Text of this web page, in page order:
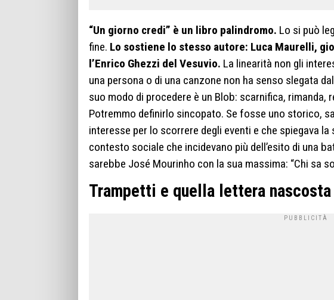
“Un giorno credi” è un libro palindromo. Lo si può
fine. Lo sostiene lo stesso autore: Luca Maurelli,
l’Enrico Ghezzi del Vesuvio. La linearità non gli
una persona o di una canzone non ha senso slegata
suo modo di procedere è un Blob: scarnifica, rimanda,
Potremmo definirlo sincopato. Se fosse uno storico,
interesse per lo scorrere degli eventi e che spiegava
contesto sociale che incidevano più dell’esito di una
sarebbe José Mourinho con la sua massima: “Chi sa
Trampetti e quella lettera